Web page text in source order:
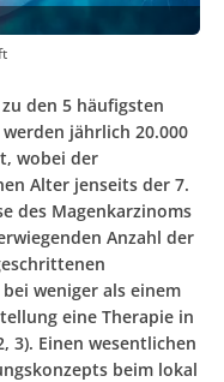
den 5 häufigsten
jährlich 20.000
wobei der
Alter jenseits der 7.
des Magenkarzinoms
Anzahl der
weniger als einem
eine Therapie in
3). Einen wesentlichen
beim lokal